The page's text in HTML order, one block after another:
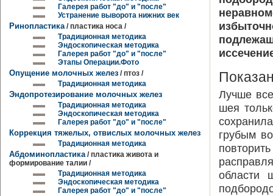
Галерея работ "до" и "после"
Устранение выворота нижних век
Ринопластика / пластика носа /
Традиционная методика
Эндоскопическая методика
Галерея работ "до" и "после"
Этапы Операции.Фото
Опущение молочных желез / птоз /
Традиционная методика
Эндопротезирование молочных желез
Традиционная методика
Эндоскопическая методика
Галерея работ "до" и "после"
Коррекция тяжелых, отвислых молочных желез
Традиционная методика
Абдоминопластика / пластика живота и
формирование талии /
Традиционная методика
Эндоскопическая методика
Галерея работ "до" и "после"
Лучше
шея
грубым
области